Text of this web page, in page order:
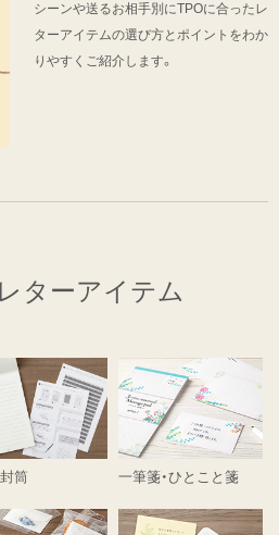
シーンや送るお相手別にTPOに合ったレ
ターアイテムの選び方とポイントをわか
りやすくご紹介します。
ターアイテム
筒 一筆箋・ひとこと箋